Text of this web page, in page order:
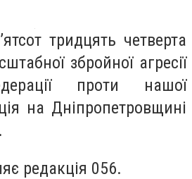
тридцять четверта
збройної агресії
проти нашої
на Дніпропетровщині
редакція 056.